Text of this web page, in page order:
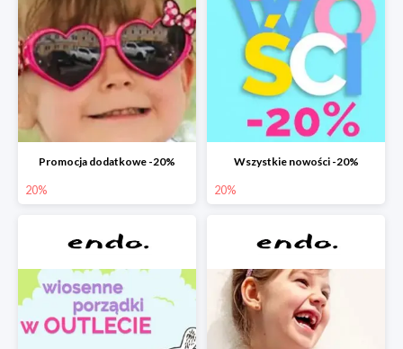
Promocja dodatkowe -20%
20%
Wszystkie nowości -20%
20%